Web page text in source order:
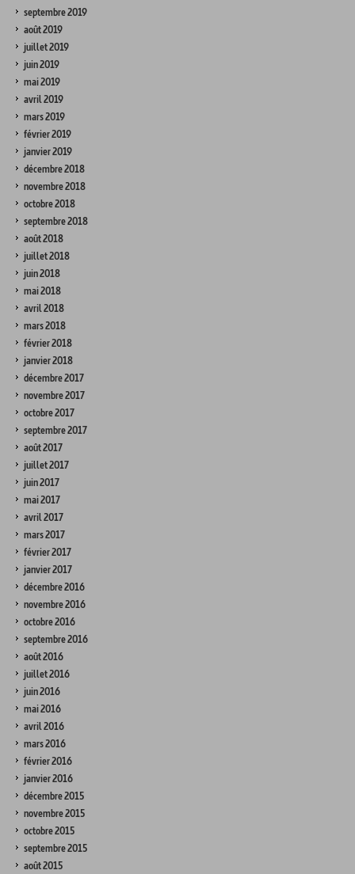
septembre 2019
août 2019
juillet 2019
juin 2019
mai 2019
avril 2019
mars 2019
février 2019
janvier 2019
décembre 2018
novembre 2018
octobre 2018
septembre 2018
août 2018
juillet 2018
juin 2018
mai 2018
avril 2018
mars 2018
février 2018
janvier 2018
décembre 2017
novembre 2017
octobre 2017
septembre 2017
août 2017
juillet 2017
juin 2017
mai 2017
avril 2017
mars 2017
février 2017
janvier 2017
décembre 2016
novembre 2016
octobre 2016
septembre 2016
août 2016
juillet 2016
juin 2016
mai 2016
avril 2016
mars 2016
février 2016
janvier 2016
décembre 2015
novembre 2015
octobre 2015
septembre 2015
août 2015